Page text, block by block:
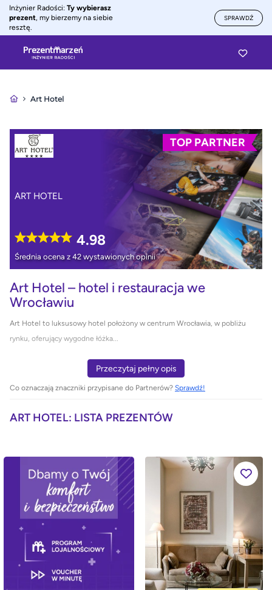
Inżynier Radości: Ty wybierasz
prezent, my bierzemy na siebie
resztę.
SPRAWDŹ
Art Hotel
TOP PARTNER
ART HOTEL
4.98
Średnia ocena z 42 wystawionych opinii
Art Hotel – hotel i restauracja we
Wrocławiu
Art Hotel to luksusowy hotel położony w centrum Wrocławia, w pobliżu
rynku, oferujący wygodne łóżka...
Przeczytaj pełny opis
Co oznaczają znaczniki przypisane do Partnerów? Sprawdź!
ART HOTEL: LISTA PREZENTÓW